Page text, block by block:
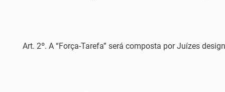
Art. 2º. A “Força-Tarefa” será composta por Juízes